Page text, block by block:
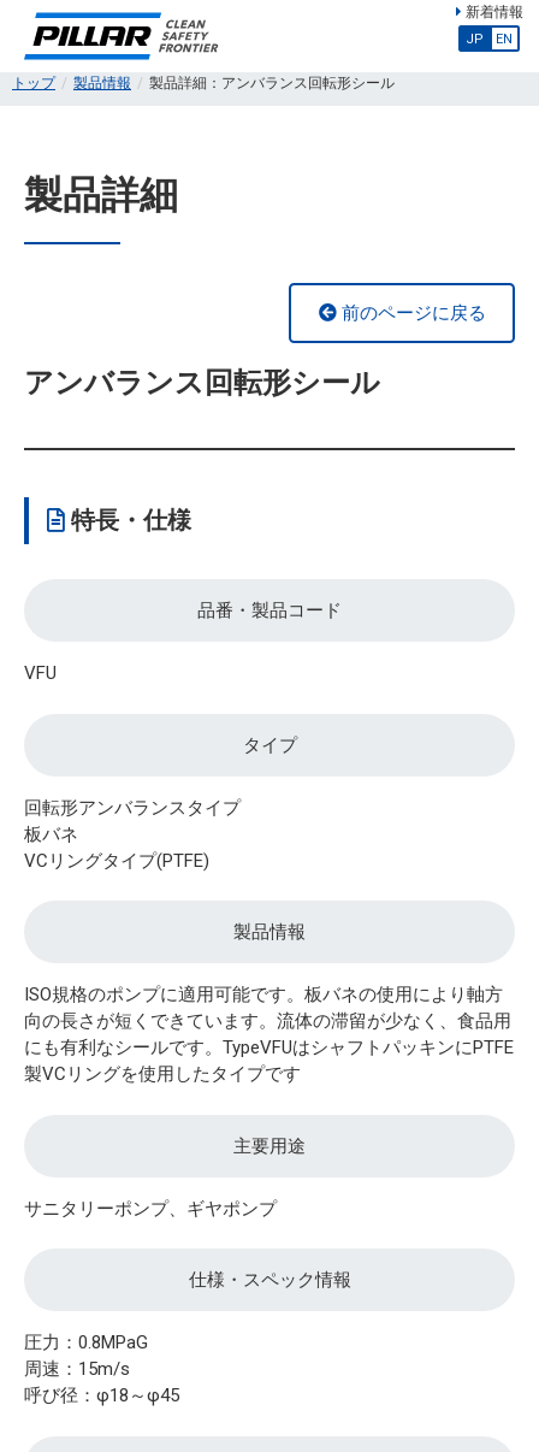
新着情報
JP EN
トップ 製品情報 製品詳細：アンバランス回転形シール
製品詳細
前のページに戻る
アンバランス回転形シール
特長・仕様
品番・製品コード
VFU
タイプ
回転形アンバランスタイプ
板バネ
VCリングタイプ(PTFE)
製品情報
ISO規格のポンプに適用可能です。板バネの使用により軸方
向の長さが短くできています。流体の滞留が少なく、食品用
にも有利なシールです。TypeVFUはシャフトパッキンにPTFE
製VCリングを使用したタイプです
主要用途
サニタリーポンプ、ギヤポンプ
仕様・スペック情報
圧力：0.8MPaG
周速：15m/s
呼び径：φ18～φ45